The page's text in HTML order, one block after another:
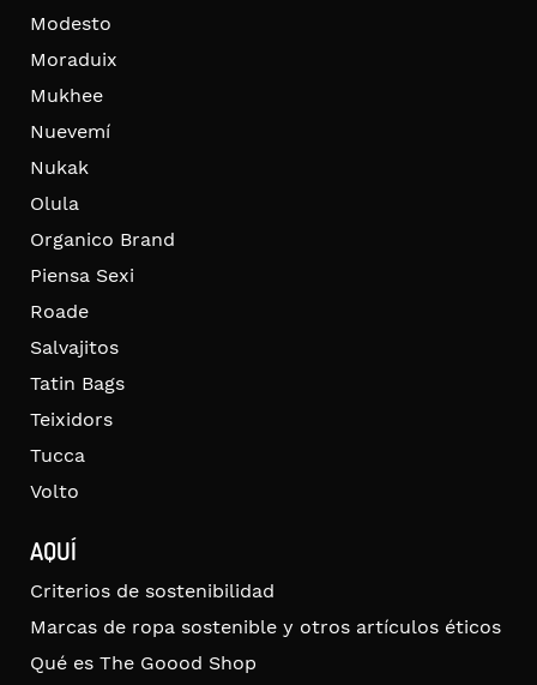
Modesto
Moraduix
Mukhee
Nuevemí
Nukak
Olula
Organico Brand
Piensa Sexi
Roade
Salvajitos
Tatin Bags
Teixidors
Tucca
Volto
AQUÍ
Criterios de sostenibilidad
Marcas de ropa sostenible y otros artículos éticos
Qué es The Goood Shop